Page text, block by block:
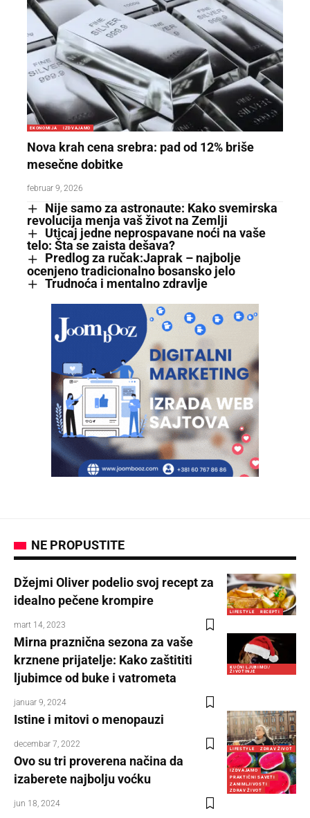
EKONOMIJA IZDVAJAMO
Nova krah cena srebra: pad od 12% briše
mesečne dobitke
februar 9, 2026
Nije samo za astronaute: Kako svemirska
revolucija menja vaš život na Zemlji
Uticaj jedne neprospavane noći na vaše
telo: Šta se zaista dešava?
Predlog za ručak:Japrak – najbolje
ocenjeno tradicionalno bosansko jelo
Trudnoća i mentalno zdravlje
NE PROPUSTITE
LIFESTYLE RECEPTI
Džejmi Oliver podelio svoj recept za
idealno pečene krompire
mart 14, 2023
KUĆNI LJUBIMCI/
ŽIVOTINJE
Mirna praznična sezona za vaše
krznene prijatelje: Kako zaštititi
ljubimce od buke i vatrometa
januar 9, 2024
LIFESTYLE ZDRAV ŽIVOT
Istine i mitovi o menopauzi
decembar 7, 2022
IZDVAJAMO
PRAKTIČNI SAVETI
ZANIMLJIVOSTI
ZDRAV ŽIVOT
Ovo su tri proverena načina da
izaberete najbolju voćku
jun 18, 2024